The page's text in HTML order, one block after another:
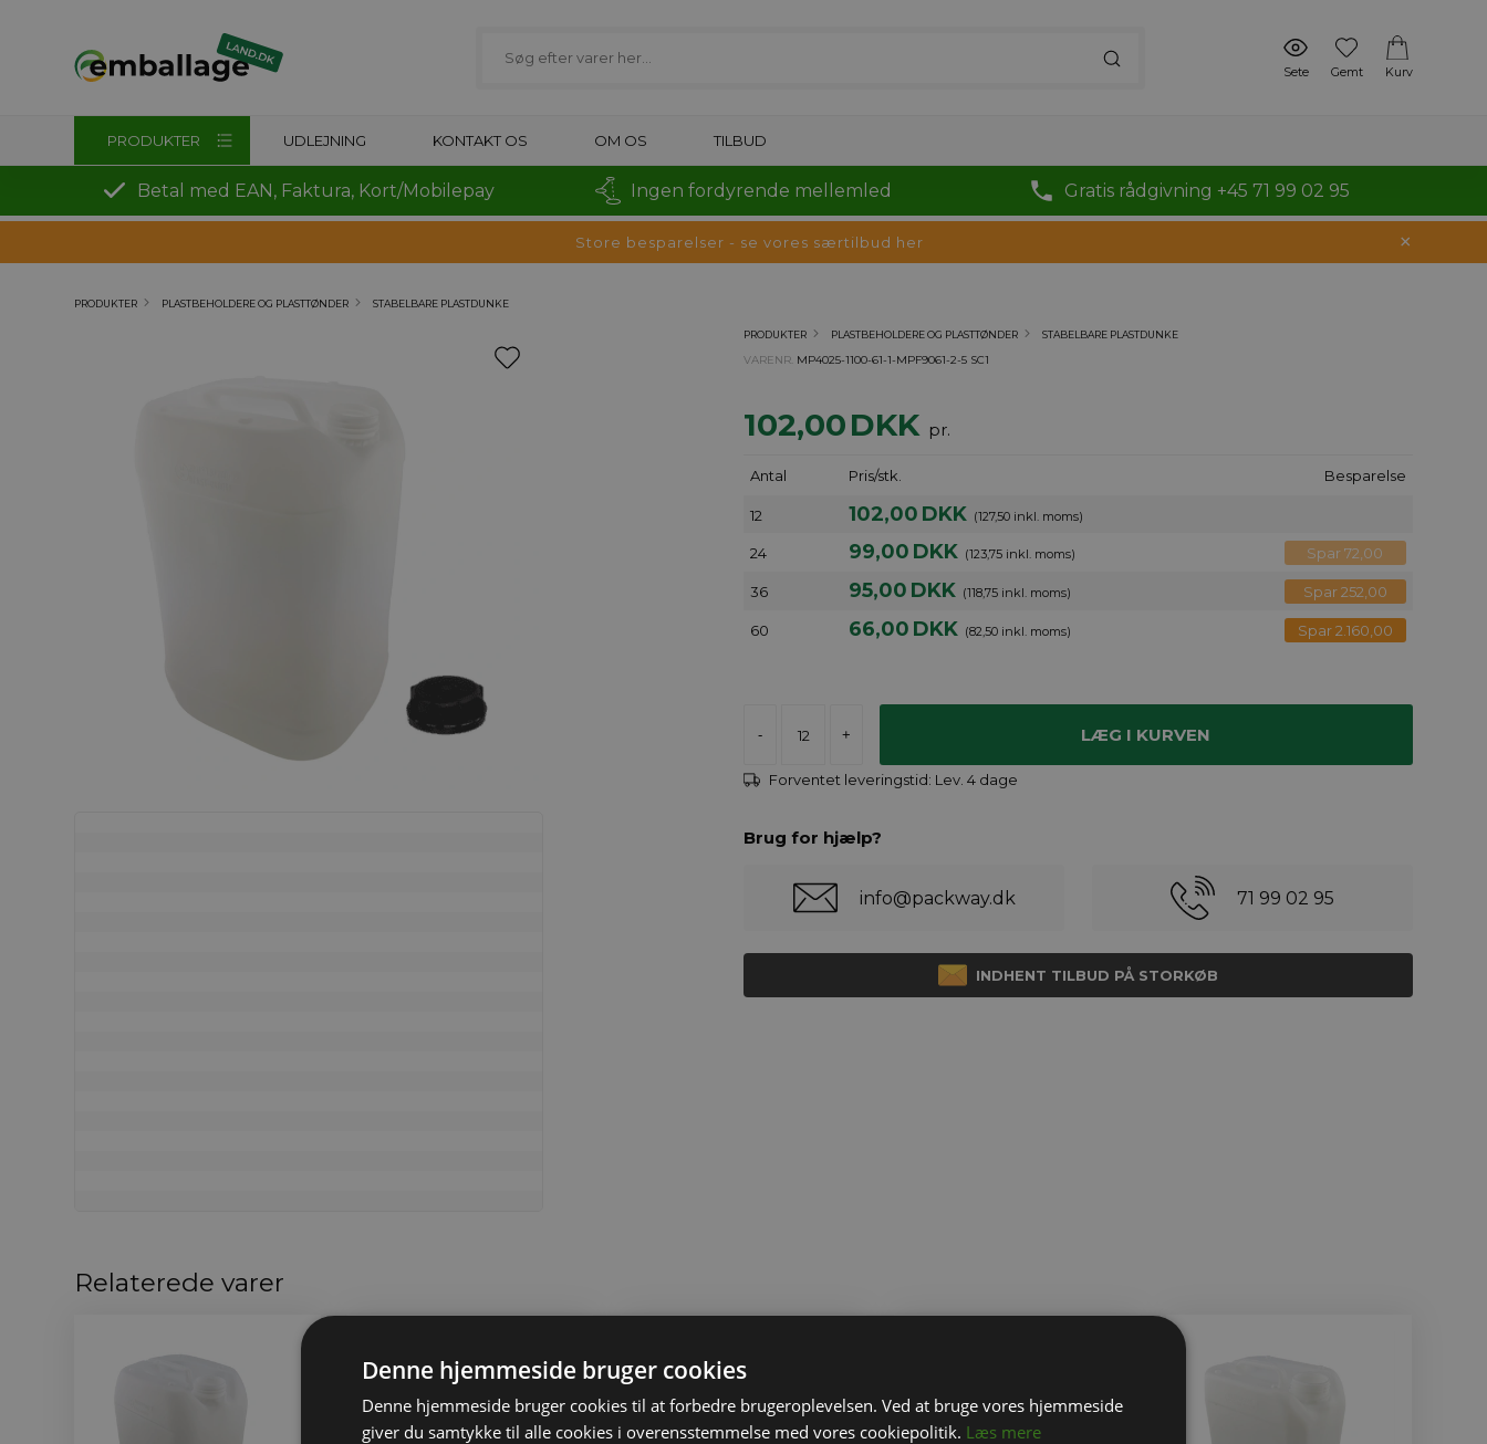
Sete Gemt Kurv
PRODUKTER UDLEJNING KONTAKT OS OM OS TILBUD
Betal med EAN, Faktura, Kort/Mobilepay Ingen fordyrende mellemled Gratis rådgivning +45 71 99 02 95
Store besparelser - se vores særtilbud her
PRODUKTER PLASTBEHOLDERE OG PLASTTØNDER STABELBARE PLASTDUNKE
PRODUKTER PLASTBEHOLDERE OG PLASTTØNDER STABELBARE PLASTDUNKE
VARENR. MP4025-1100-61-1-MPF9061-2-5 SC1
102,00DKK pr.
Antal Pris/stk. Besparelse
12 102,00 DKK (127,50 inkl. moms)
24 99,00 DKK (123,75 inkl. moms) Spar 72,00
36 95,00 DKK (118,75 inkl. moms) Spar 252,00
60 66,00 DKK (82,50 inkl. moms) Spar 2.160,00
- +
Forventet leveringstid: Lev. 4 dage
Brug for hjælp?
info@packway.dk 71 99 02 95
INDHENT TILBUD PÅ STORKØB
Relaterede varer
Denne hjemmeside bruger cookies
Denne hjemmeside bruger cookies til at forbedre brugeroplevelsen. Ved at bruge vores hjemmeside
giver du samtykke til alle cookies i overensstemmelse med vores cookiepolitik. Læs mere